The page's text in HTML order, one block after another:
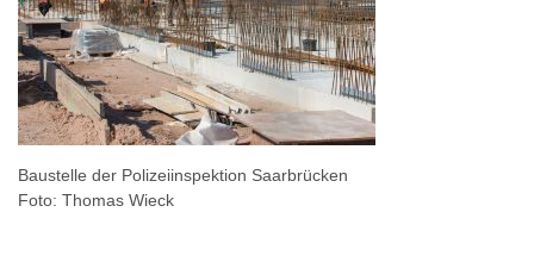
Baustelle der Polizeiinspektion Saarbrücken
Foto: Thomas Wieck